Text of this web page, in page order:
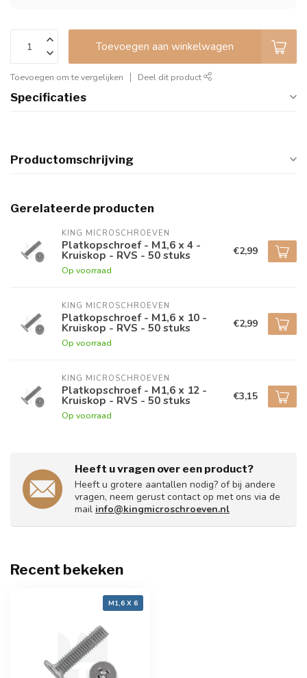
Toevoegen aan winkelwagen
Toevoegen om te vergelijken Deel dit product
Specificaties
Productomschrijving
Gerelateerde producten
KING MICROSCHROEVEN
Platkopschroef - M1,6 x 4 -
Kruiskop - RVS - 50 stuks
Op voorraad
€2,99
KING MICROSCHROEVEN
Platkopschroef - M1,6 x 10 -
Kruiskop - RVS - 50 stuks
Op voorraad
€2,99
KING MICROSCHROEVEN
Platkopschroef - M1,6 x 12 -
Kruiskop - RVS - 50 stuks
Op voorraad
€3,15
Heeft u vragen over een product?
Heeft u grotere aantallen nodig? of bij andere
vragen, neem gerust contact op met ons via de
mail info@kingmicroschroeven.nl
Recent bekeken
M1,6 X 6